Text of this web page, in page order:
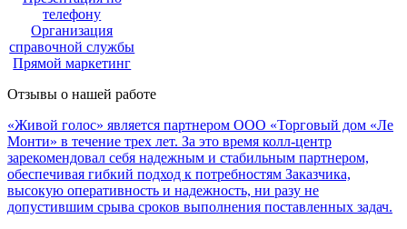
телефону
Организация
справочной службы
Прямой маркетинг
Отзывы о нашей работе
«Живой голос» является партнером ООО «Торговый дом «Ле
Монти» в течение трех лет. За это время колл-центр
зарекомендовал себя надежным и стабильным партнером,
обеспечивая гибкий подход к потребностям Заказчика,
высокую оперативность и надежность, ни разу не
допустившим срыва сроков выполнения поставленных задач.